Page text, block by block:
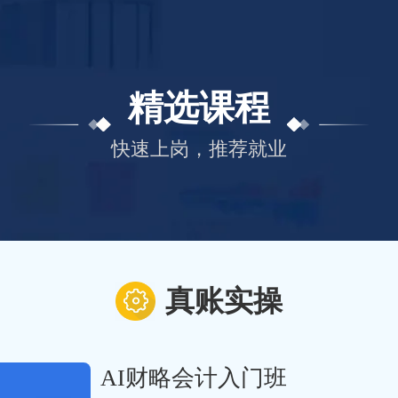
精选课程
快速上岗，推荐就业
真账实操
AI财略会计入门班